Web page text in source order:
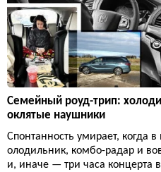
Семейный роуд-трип:
оклятые наушники
Спонтанность умирает, когда
олодильник, комбо-радар и
и, иначе — три часа концерта